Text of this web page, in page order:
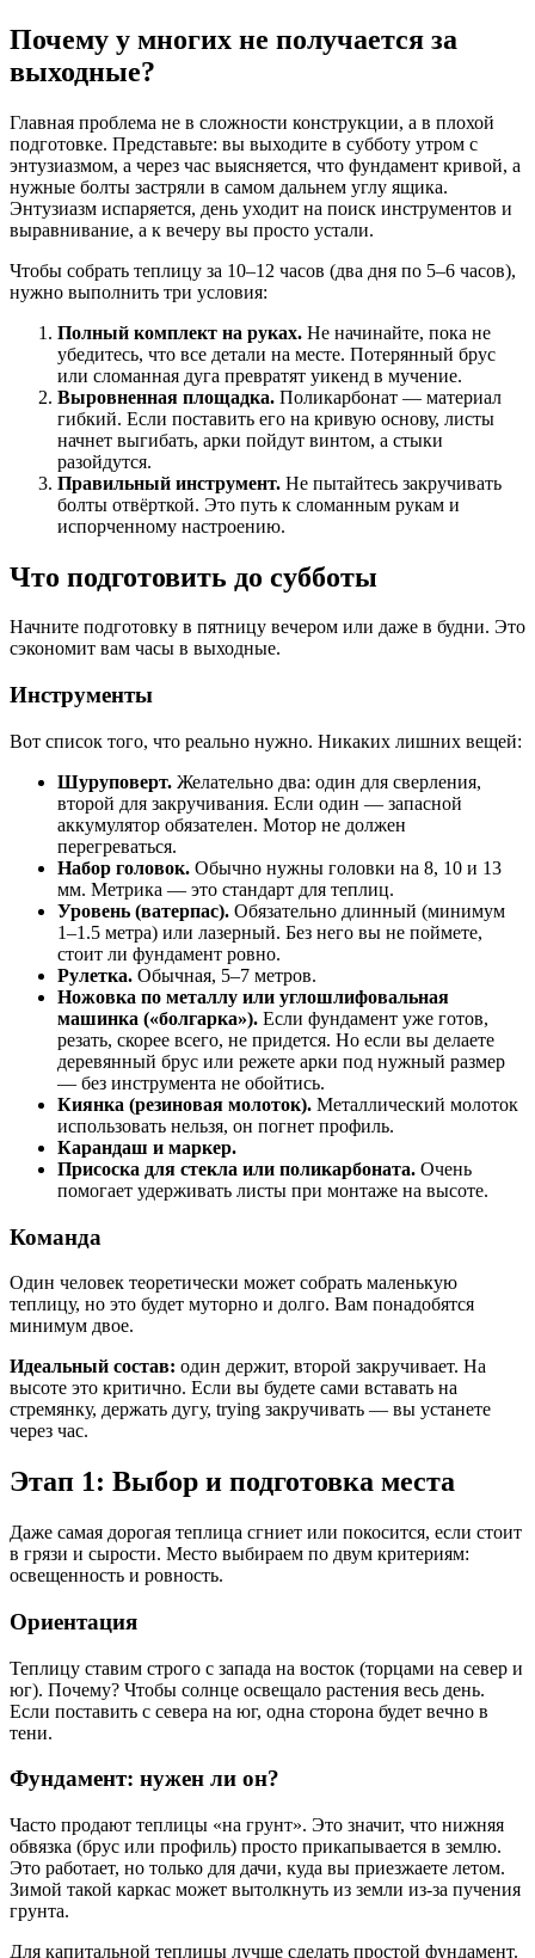
Почему у многих не получается за
выходные?
Главная проблема не в сложности конструкции, а в плохой
подготовке. Представьте: вы выходите в субботу утром с
энтузиазмом, а через час выясняется, что фундамент кривой, а
нужные болты застряли в самом дальнем углу ящика.
Энтузиазм испаряется, день уходит на поиск инструментов и
выравнивание, а к вечеру вы просто устали.
Чтобы собрать теплицу за 10–12 часов (два дня по 5–6 часов),
нужно выполнить три условия:
Полный комплект на руках. Не начинайте, пока не
убедитесь, что все детали на месте. Потерянный брус
или сломанная дуга превратят уикенд в мучение.
Выровненная площадка. Поликарбонат — материал
гибкий. Если поставить его на кривую основу, листы
начнет выгибать, арки пойдут винтом, а стыки
разойдутся.
Правильный инструмент. Не пытайтесь закручивать
болты отвёрткой. Это путь к сломанным рукам и
испорченному настроению.
Что подготовить до субботы
Начните подготовку в пятницу вечером или даже в будни. Это
сэкономит вам часы в выходные.
Инструменты
Вот список того, что реально нужно. Никаких лишних вещей:
Шуруповерт. Желательно два: один для сверления,
второй для закручивания. Если один — запасной
аккумулятор обязателен. Мотор не должен
перегреваться.
Набор головок. Обычно нужны головки на 8, 10 и 13
мм. Метрика — это стандарт для теплиц.
Уровень (ватерпас). Обязательно длинный (минимум
1–1.5 метра) или лазерный. Без него вы не поймете,
стоит ли фундамент ровно.
Рулетка. Обычная, 5–7 метров.
Ножовка по металлу или углошлифовальная
машинка («болгарка»). Если фундамент уже готов,
резать, скорее всего, не придется. Но если вы делаете
деревянный брус или режете арки под нужный размер
— без инструмента не обойтись.
Киянка (резиновая молоток). Металлический молоток
использовать нельзя, он погнет профиль.
Карандаш и маркер.
Присоска для стекла или поликарбоната. Очень
помогает удерживать листы при монтаже на высоте.
Команда
Один человек теоретически может собрать маленькую
теплицу, но это будет муторно и долго. Вам понадобятся
минимум двое.
Идеальный состав: один держит, второй закручивает. На
высоте это критично. Если вы будете сами вставать на
стремянку, держать дугу, trying закручивать — вы устанете
через час.
Этап 1: Выбор и подготовка места
Даже самая дорогая теплица сгниет или покосится, если стоит
в грязи и сырости. Место выбираем по двум критериям:
освещенность и ровность.
Ориентация
Теплицу ставим строго с запада на восток (торцами на север и
юг). Почему? Чтобы солнце освещало растения весь день.
Если поставить с севера на юг, одна сторона будет вечно в
тени.
Фундамент: нужен ли он?
Часто продают теплицы «на грунт». Это значит, что нижняя
обвязка (брус или профиль) просто прикапывается в землю.
Это работает, но только для дачи, куда вы приезжаете летом.
Зимой такой каркас может вытолкнуть из земли из-за пучения
грунта.
Для капитальной теплицы лучше сделать простой фундамент.